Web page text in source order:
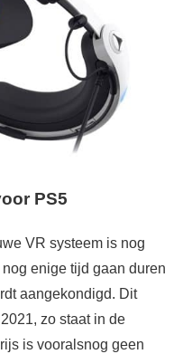
PS5
VR systeem is nog
enige tijd gaan duren
aangekondigd. Dit
zo staat in de
is vooralsnog geen